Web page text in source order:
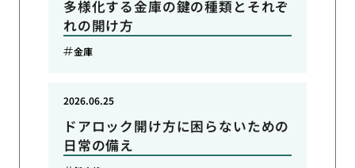
多様化する金庫の鍵の種類とそれぞ
れの開け方
金庫
ドアロック開け方に困らないための
日常の備え
2026.06.25